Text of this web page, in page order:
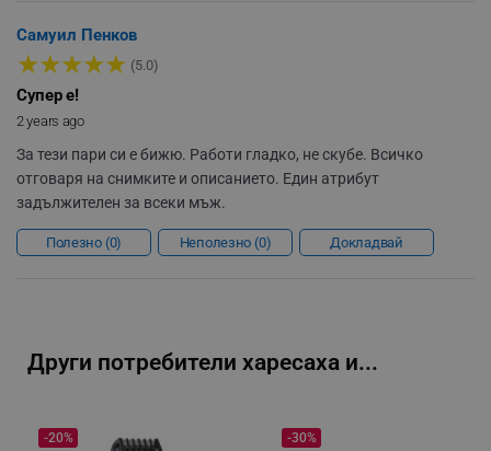
Самуил Пенков
★★★★★ (5.0)
Супер е!
2 years ago
За тези пари си е бижю. Работи гладко, не скубе. Всичко
отговаря на снимките и описанието. Един атрибут
задължителен за всеки мъж.
Полезно 0 Неполезно 0 Докладвай
Други потребители харесаха и...
-20% -30%
segmentifyExtension
sgfUserUpdateData .alleop.bg
rlv_mode
rlv_g